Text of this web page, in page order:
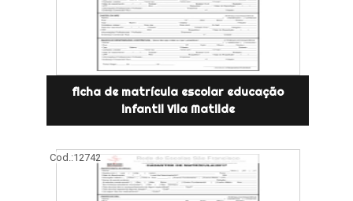
ficha de matrícula escolar educação
infantil Vila Matilde
Cod.:12742